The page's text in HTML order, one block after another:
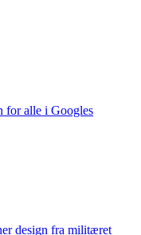
for alle i Googles
design fra militæret